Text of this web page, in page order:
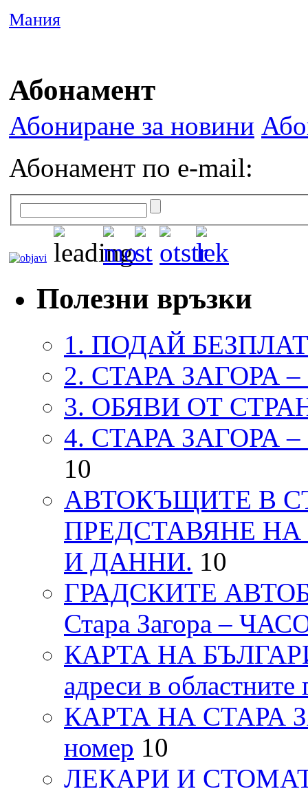
Мания
Абонамент
Абониране за новини
Абонамент по e-mail:
Полезни връзки
1. ПОДАЙ
2. СТАРА ЗАГОРА
3. ОБЯВИ ОТ
4. СТАРА ЗАГОРА
10
АВТОКЪЩИТЕ В
ПРЕДСТАВЯНЕ
И ДАННИ. 10
ГРАДСКИТЕ
Стара Загора –
КАРТА НА
адреси в областните
КАРТА НА СТАРА
номер 10
ЛЕКАРИ И